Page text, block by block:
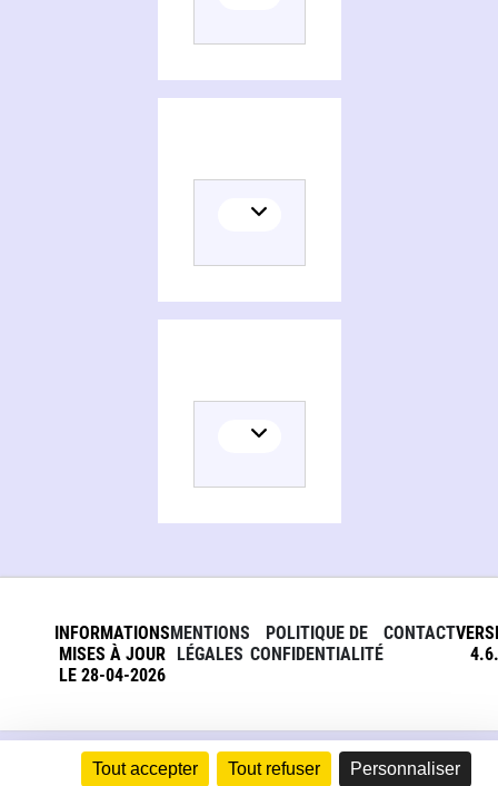
Tout accepter Tout refuser Personnaliser
INFORMATIONS
MISES À JOUR
LE 28-04-2026
MENTIONS
LÉGALES
POLITIQUE DE
CONFIDENTIALITÉ
CONTACT